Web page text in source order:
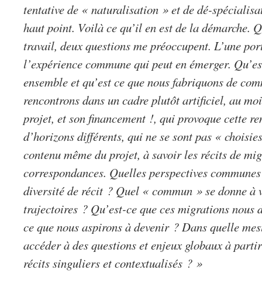
tentative de « naturalisation » et de dé-
haut point. Voilà ce qu’il en est de la démarche.
travail, deux questions me préoccupent. L’une
l’expérience commune qui peut en émerger.
ensemble et qu’est ce que nous fabriquons de
rencontrons dans un cadre plutôt artificiel, au
projet, et son financement !, qui provoque cette
d’horizons différents, qui ne se sont pas «
contenu même du projet, à savoir les récits de
correspondances. Quelles perspectives
diversité de récit ? Quel « commun » se donne à
trajectoires ? Qu’est-ce que ces migrations nous
ce que nous aspirons à devenir ? Dans quelle
accéder à des questions et enjeux globaux à
récits singuliers et contextualisés ? »